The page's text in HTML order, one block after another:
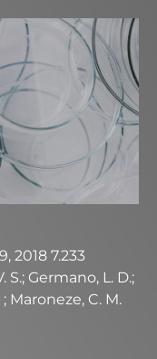
2018 7.233
S.; Germano, L. D.;
; Maroneze, C. M.